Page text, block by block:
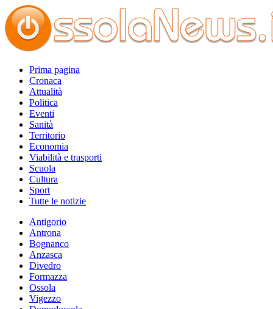
Prima pagina
Cronaca
Attualità
Politica
Eventi
Sanità
Territorio
Economia
Viabilità e trasporti
Scuola
Cultura
Sport
Tutte le notizie
Antigorio
Antrona
Bognanco
Anzasca
Divedro
Formazza
Ossola
Vigezzo